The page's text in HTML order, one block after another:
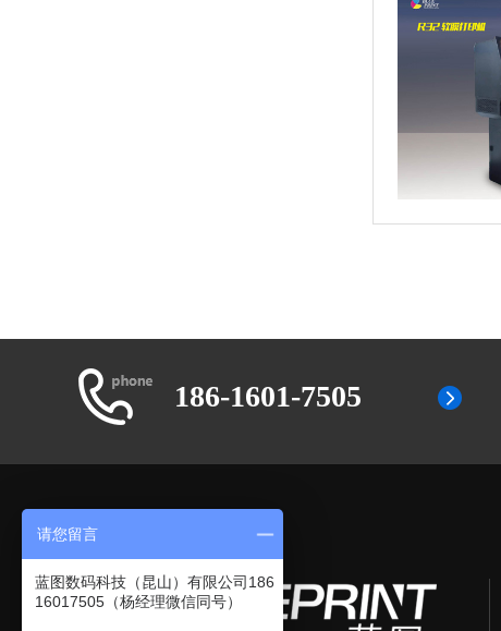
186-1601-7505
请您留言
蓝图数码科技（昆山）有限公司186
16017505（杨经理微信同号）